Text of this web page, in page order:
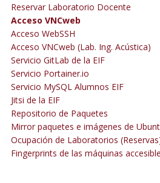
Reservar Laboratorio Docente
Acceso VNCweb
Acceso WebSSH
Acceso VNCweb (Lab. Ing. Acústica)
Servicio GitLab de la EIF
Servicio Portainer.io
Servicio MySQL Alumnos EIF
Jitsi de la EIF
Repositorio de Paquetes
Mirror paquetes e imágenes de
Ocupación de Laboratorios
Fingerprints de las máquinas